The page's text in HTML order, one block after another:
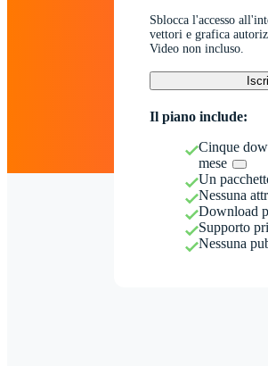
Sblocca l'accesso
vettori e grafica
Video non incluso.
Il piano include:
Cinque
mese
Un
Nessuna
Download
Supporto
Nessuna